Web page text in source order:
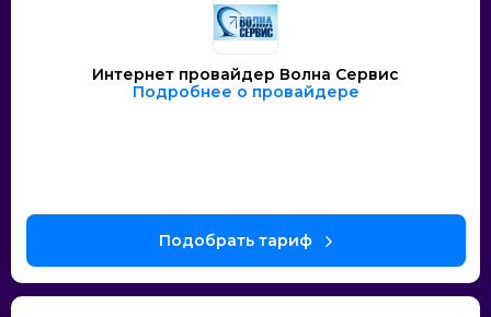
Интернет провайдер Волна Сервис
Подробнее о провайдере